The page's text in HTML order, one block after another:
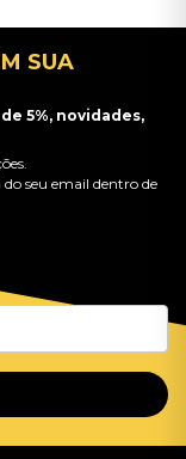
SUA
5%, novidades,
seu email dentro de